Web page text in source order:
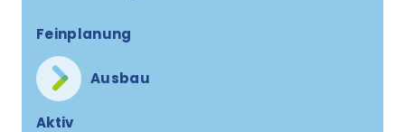
Feinplanung
Ausbau
Aktiv